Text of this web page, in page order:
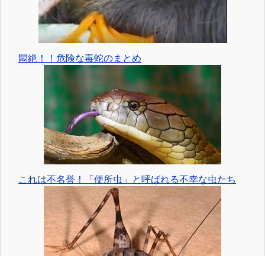
悶絶！！危険な毒蛇のまとめ
これは不名誉！「便所虫」と呼ばれる不幸な虫たち